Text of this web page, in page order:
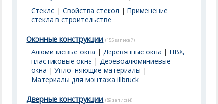
Стекло |Свойства стекол | Применение
стекла в строительстве
Оконные конструкции (155 записей)
Алюминиевые окна |Деревянные окна | ПВХ,
пластиковые окна |Деревоалюминиевые
окна |Уплотняющие материалы |
Материалы для монтажа illbruck
Дверные конструкции (89 записей)